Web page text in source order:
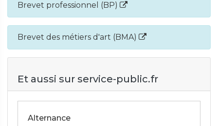
Brevet professionnel (BP)
Brevet des métiers d'art (BMA)
Et aussi sur service-public.fr
Alternance